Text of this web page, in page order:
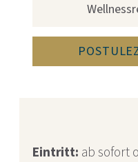
Eintritt: ab sofort